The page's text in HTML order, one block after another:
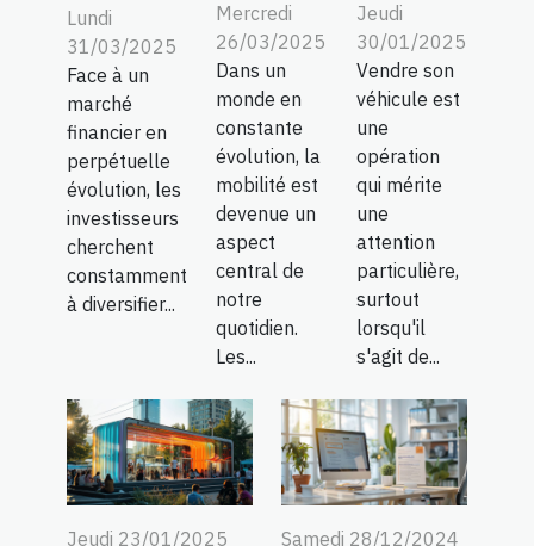
Lundi
31/03/2025
Face à un
marché
financier en
perpétuelle
évolution, les
investisseurs
cherchent
constamment
à diversifier...
Mercredi
26/03/2025
Dans un
monde en
constante
évolution, la
mobilité est
devenue un
aspect
central de
notre
quotidien.
Les...
Jeudi
30/01/2025
Vendre son
véhicule est
une
opération
qui mérite
une
attention
particulière,
surtout
lorsqu'il
s'agit de...
Jeudi 23/01/2025
Samedi 28/12/2024